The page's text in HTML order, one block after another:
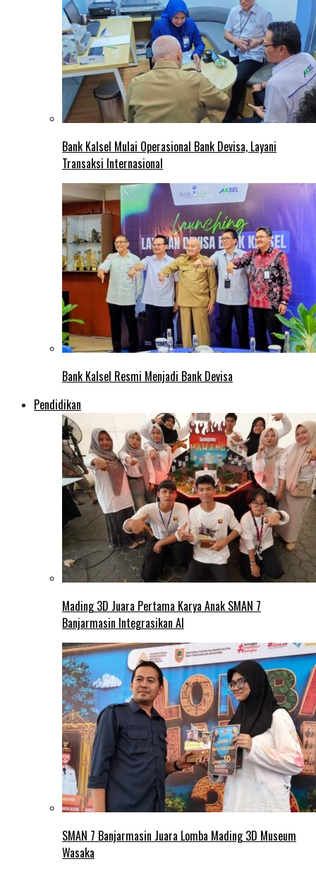
Bank Kalsel Mulai Operasional Bank Devisa, Layani
Transaksi Internasional
Bank Kalsel Resmi Menjadi Bank Devisa
Pendidikan
Mading 3D Juara Pertama Karya Anak SMAN 7
Banjarmasin Integrasikan AI
SMAN 7 Banjarmasin Juara Lomba Mading 3D Museum
Wasaka